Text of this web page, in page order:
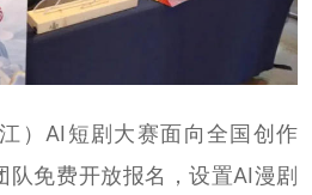
）AI短剧大赛面向全国创作
队免费开放报名，设置AI漫剧